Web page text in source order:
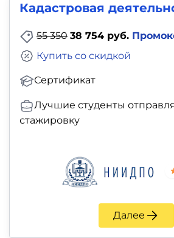
Кадастровая
55 350 38 754 руб.
Сертификат
Купить со скидкой
Лучшие студенты
стажировку
Далее